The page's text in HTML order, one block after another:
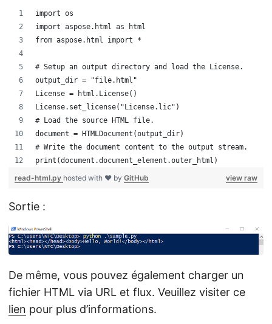
import os
import aspose.html as html
from aspose.html import *
# Setup an output directory and load the License.
output_dir = "file.html"
License = html.License()
License.set_license("License.lic")
# Load the source HTML file.
document = HTMLDocument(output_dir)
# Write the document content to the output stream.
print(document.document_element.outer_html)
view raw
read-html.py hosted with ❤ by GitHub
Sortie :
De même, vous pouvez également charger un
fichier HTML via URL et flux. Veuillez visiter ce
lien pour plus d’informations.